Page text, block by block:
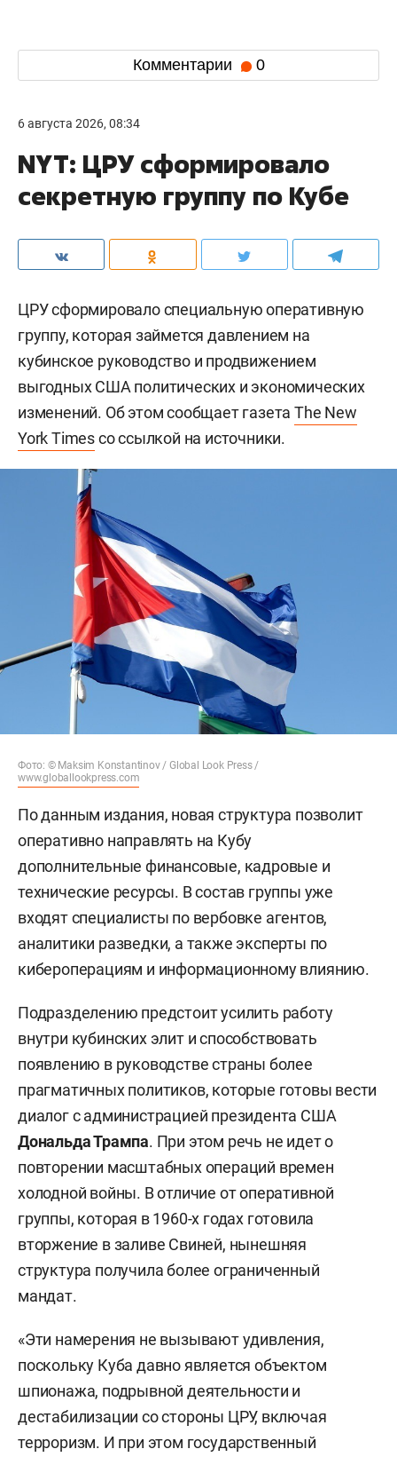
Комментарии 0
6 августа 2026, 08:34
NYT: ЦРУ сформировало
секретную группу по Кубе
ЦРУ сформировало специальную оперативную
группу, которая займется давлением на
кубинское руководство и продвижением
выгодных США политических и экономических
изменений. Об этом сообщает газета The New
York Timesсо ссылкой на источники.
Фото: © Maksim Konstantinov / Global Look Press /
www.globallookpress.com
По данным издания, новая структура позволит
оперативно направлять на Кубу
дополнительные финансовые, кадровые и
технические ресурсы. В состав группы уже
входят специалисты по вербовке агентов,
аналитики разведки, а также эксперты по
кибероперациям и информационному влиянию.
Подразделению предстоит усилить работу
внутри кубинских элит и способствовать
появлению в руководстве страны более
прагматичных политиков, которые готовы вести
диалог с администрацией президента США
Дональда Трампа. При этом речь не идет о
повторении масштабных операций времен
холодной войны. В отличие от оперативной
группы, которая в 1960-х годах готовила
вторжение в заливе Свиней, нынешняя
структура получила более ограниченный
мандат.
«Эти намерения не вызывают удивления,
поскольку Куба давно является объектом
шпионажа, подрывной деятельности и
дестабилизации со стороны ЦРУ, включая
терроризм. И при этом государственный